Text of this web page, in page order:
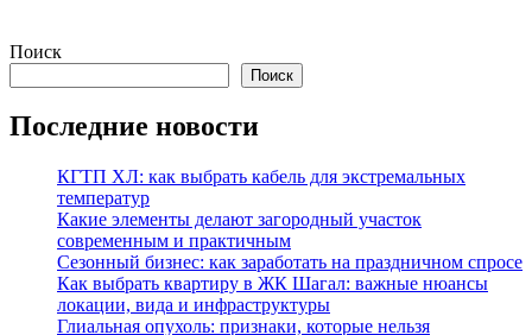
Поиск
Поиск
Последние новости
КГТП ХЛ: как выбрать кабель для экстремальных
температур
Какие элементы делают загородный участок
современным и практичным
Сезонный бизнес: как заработать на праздничном спросе
Как выбрать квартиру в ЖК Шагал: важные нюансы
локации, вида и инфраструктуры
Глиальная опухоль: признаки, которые нельзя